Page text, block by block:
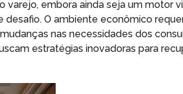
varejo, embora ainda seja um motor
desafio. O ambiente econômico
nas necessidades dos
estratégias inovadoras para